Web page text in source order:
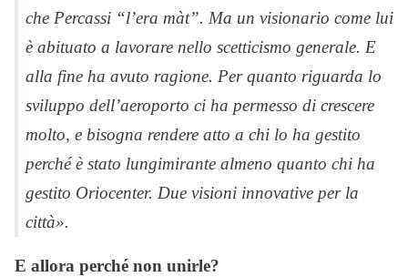
che Percassi “l’era màt”. Ma un visionario come lui
è abituato a lavorare nello scetticismo generale. E
alla fine ha avuto ragione. Per quanto riguarda lo
sviluppo dell’aeroporto ci ha permesso di crescere
molto, e bisogna rendere atto a chi lo ha gestito
perché è stato lungimirante almeno quanto chi ha
gestito Oriocenter. Due visioni innovative per la
città».
E allora perché non unirle?